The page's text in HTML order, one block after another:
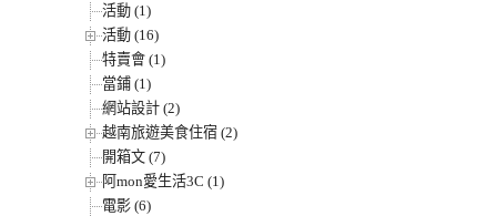
活動 (1)
活動 (16)
特賣會 (1)
當鋪 (1)
網站設計 (2)
越南旅遊美食住宿 (2)
開箱文 (7)
阿mon愛生活3C (1)
電影 (6)